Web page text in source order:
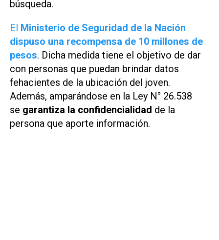
búsqueda.
El Ministerio de Seguridad de la Nación
dispuso una recompensa de 10 millones de
pesos. Dicha medida tiene el objetivo de dar
con personas que puedan brindar datos
fehacientes de la ubicación del joven.
Además, amparándose en la Ley N° 26.538
se garantiza la confidencialidad de la
persona que aporte información.